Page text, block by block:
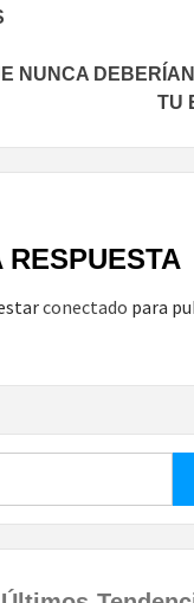
NUNCA
TU
RESPUESTA
conectado para